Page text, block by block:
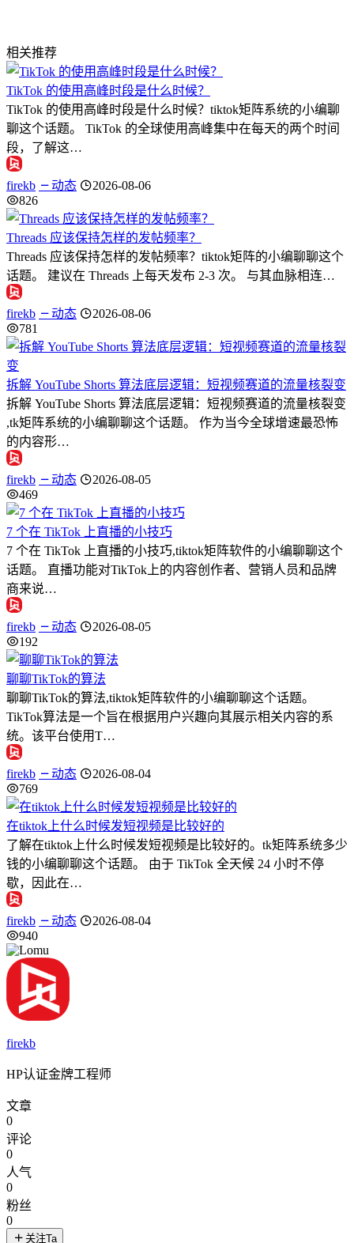
相关推荐
TikTok 的使用高峰时段是什么时候？
TikTok 的使用高峰时段是什么时候？tiktok矩阵系统的小编聊
聊这个话题。 TikTok 的全球使用高峰集中在每天的两个时间
段，了解这…
firekb 动态
2026-08-06
826
Threads 应该保持怎样的发帖频率？
Threads 应该保持怎样的发帖频率？tiktok矩阵的小编聊聊这个
话题。 建议在 Threads 上每天发布 2-3 次。 与其血脉相连…
firekb 动态
2026-08-06
781
拆解 YouTube Shorts 算法底层逻辑：短视频赛道的流量核裂变
拆解 YouTube Shorts 算法底层逻辑：短视频赛道的流量核裂变
,tk矩阵系统的小编聊聊这个话题。 作为当今全球增速最恐怖
的内容形…
firekb 动态
2026-08-05
469
7 个在 TikTok 上直播的小技巧
7 个在 TikTok 上直播的小技巧,tiktok矩阵软件的小编聊聊这个
话题。 直播功能对TikTok上的内容创作者、营销人员和品牌
商来说…
firekb 动态
2026-08-05
192
聊聊TikTok的算法
聊聊TikTok的算法,tiktok矩阵软件的小编聊聊这个话题。
TikTok算法是一个旨在根据用户兴趣向其展示相关内容的系
统。该平台使用T…
firekb 动态
2026-08-04
769
在tiktok上什么时候发短视频是比较好的
了解在tiktok上什么时候发短视频是比较好的。tk矩阵系统多少
钱的小编聊聊这个话题。 由于 TikTok 全天候 24 小时不停
歇，因此在…
firekb 动态
2026-08-04
940
firekb
HP认证金牌工程师
文章
0
评论
0
人气
0
粉丝
0
关注Ta